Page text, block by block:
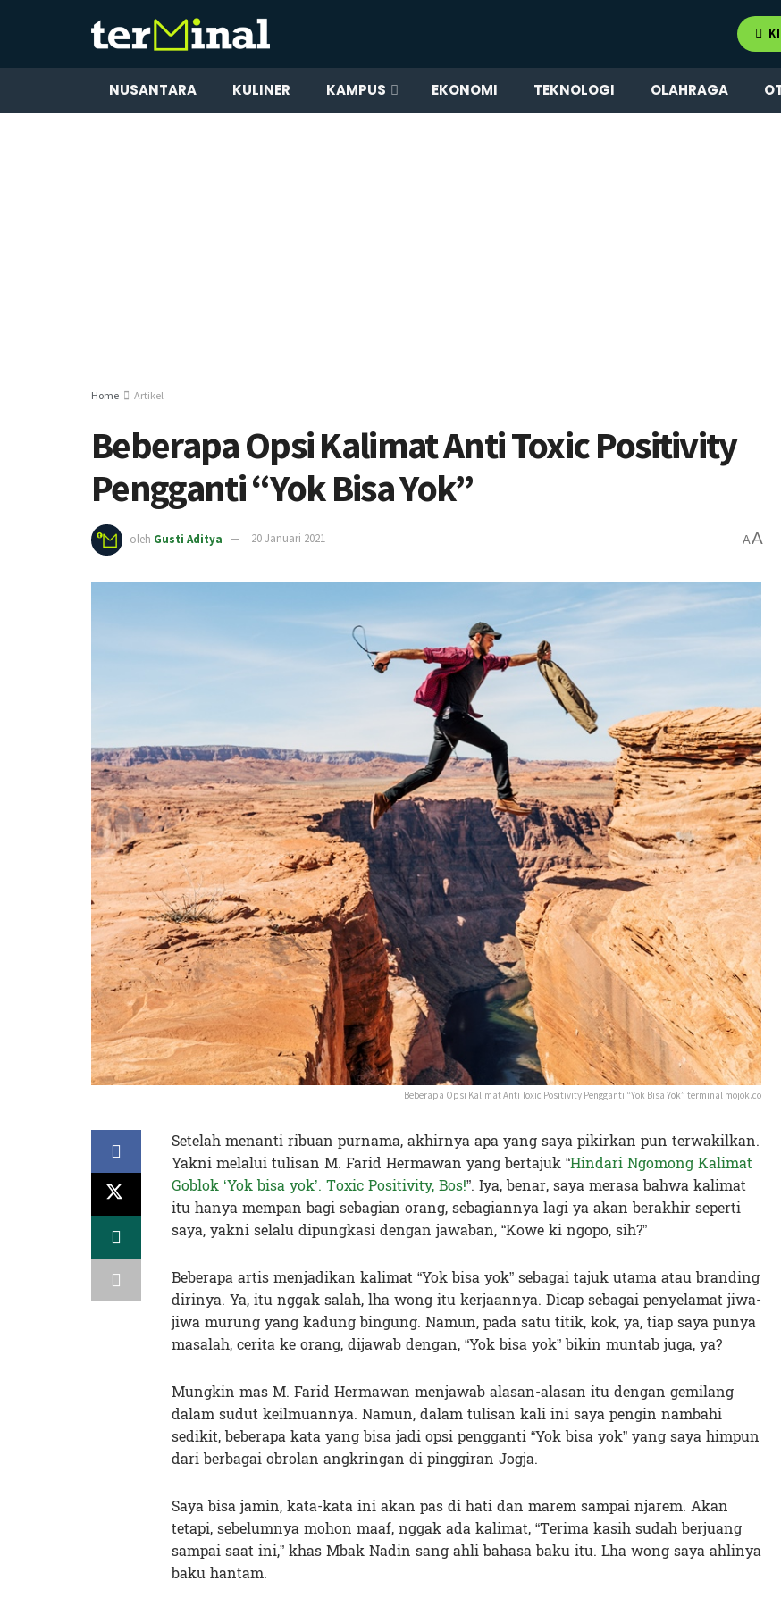
NUSANTARA KULINER KAMPUS EKONOMI TEKNOLOGI OLAHRAGA
Home Artikel
Beberapa Opsi Kalimat Anti Toxic Positivity
Pengganti “Yok Bisa Yok”
oleh Gusti Aditya 20 Januari 2021 AA
Beberapa Opsi Kalimat Anti Toxic Positivity Pengganti “Yok Bisa Yok” terminal mojok.co
Setelah menanti ribuan purnama, akhirnya apa yang saya pikirkan pun terwakilkan.
Yakni melalui tulisan M. Farid Hermawan yang bertajuk “Hindari Ngomong Kalimat
Goblok ‘Yok bisa yok’. Toxic Positivity, Bos!”. Iya, benar, saya merasa bahwa kalimat
itu hanya mempan bagi sebagian orang, sebagiannya lagi ya akan berakhir seperti
saya, yakni selalu dipungkasi dengan jawaban, “Kowe ki ngopo, sih?”
Beberapa artis menjadikan kalimat “Yok bisa yok” sebagai tajuk utama atau branding
dirinya. Ya, itu nggak salah, lha wong itu kerjaannya. Dicap sebagai penyelamat jiwa-
jiwa murung yang kadung bingung. Namun, pada satu titik, kok, ya, tiap saya punya
masalah, cerita ke orang, dijawab dengan, “Yok bisa yok” bikin muntab juga, ya?
Mungkin mas M. Farid Hermawan menjawab alasan-alasan itu dengan gemilang
dalam sudut keilmuannya. Namun, dalam tulisan kali ini saya pengin nambahi
sedikit, beberapa kata yang bisa jadi opsi pengganti “Yok bisa yok” yang saya himpun
dari berbagai obrolan angkringan di pinggiran Jogja.
Saya bisa jamin, kata-kata ini akan pas di hati dan marem sampai njarem. Akan
tetapi, sebelumnya mohon maaf, nggak ada kalimat, “Terima kasih sudah berjuang
sampai saat ini,” khas Mbak Nadin sang ahli bahasa baku itu. Lha wong saya ahlinya
baku hantam.